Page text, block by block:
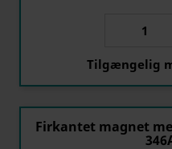
Tilgængelig
Firkantet magnet